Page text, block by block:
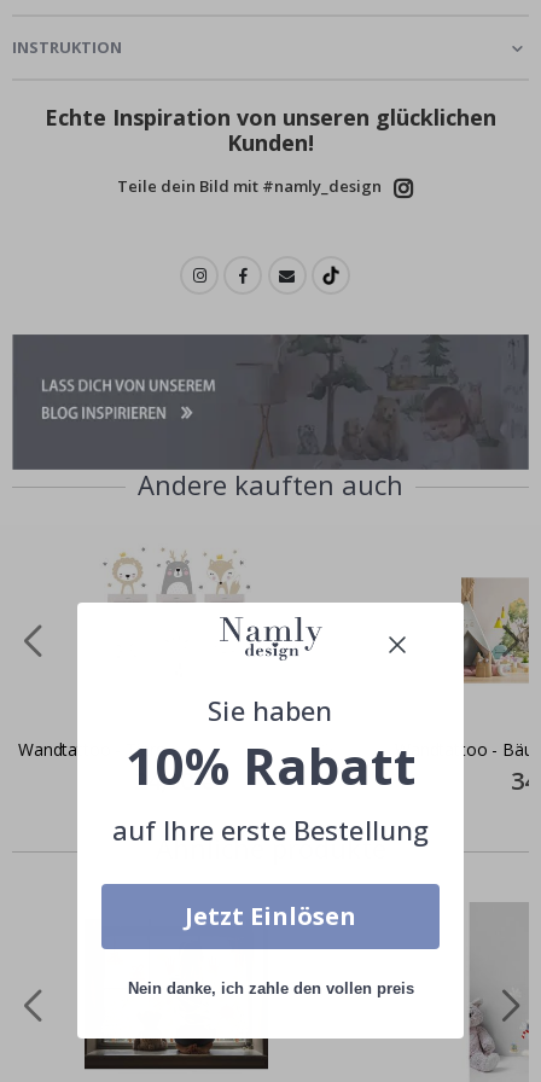
INSTRUKTION
Echte Inspiration von unseren glücklichen
Kunden!
Teile dein Bild mit #namly_design
Andere kauften auch
Wandtattoo - Tiere
Special
Price
24,00 €
Wandtattoo -
Ähnliche produkte
Sie haben
10% Rabatt
auf Ihre erste Bestellung
Jetzt Einlösen
Nein danke, ich zahle den vollen preis